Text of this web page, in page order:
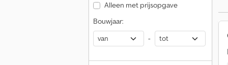
Alleen met prijsopgave
Bouwjaar:
-